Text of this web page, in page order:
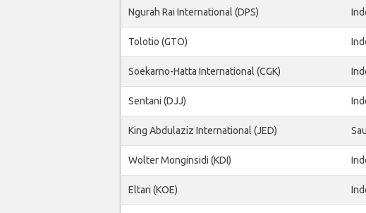
Ngurah Rai International (DPS)
Tolotio (GTO)
Soekarno-Hatta International (CGK)
Sentani (DJJ)
King Abdulaziz International (JED)
Wolter Monginsidi (KDI)
Eltari (KOE)